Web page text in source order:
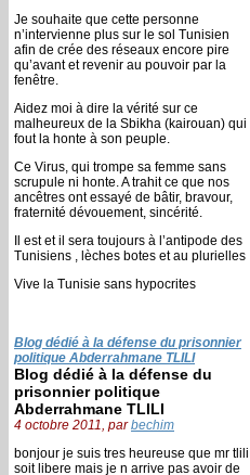
Je souhaite que cette personne
n’intervienne plus sur le sol Tunisien
afin de crée des réseaux encore pire
qu’avant et revenir au pouvoir par la
fenêtre.
Aidez moi à dire la vérité sur ce
malheureux de la Sbikha (kairouan) qui
fout la honte à son peuple.
Ce Virus, qui trompe sa femme sans
scrupule ni honte. A trahit ce que nos
ancêtres ont essayé de bâtir, bravour,
fraternité dévouement, sincérité.
Il est et il sera toujours à l’antipode des
Tunisiens , lèches botes et au plurielles
Vive la Tunisie sans hypocrites
Blog dédié à la défense du prisonnier
politique Abderrahmane TLILI
Blog dédié à la défense du
prisonnier politique
Abderrahmane TLILI
4 octobre 2011, parbechim
bonjour je suis tres heureuse que mr tlili
soit libere mais je n arrive pas avoir de